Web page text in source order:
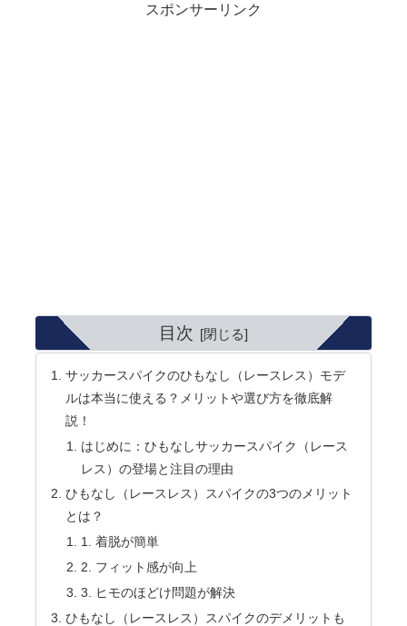
スポンサーリンク
目次
サッカースパイクのひもなし（レースレス）モデ
ルは本当に使える？メリットや選び方を徹底解
説！
はじめに：ひもなしサッカースパイク（レース
レス）の登場と注目の理由
ひもなし（レースレス）スパイクの3つのメリット
とは？
1. 着脱が簡単
2. フィット感が向上
3. ヒモのほどけ問題が解決
ひもなし（レースレス）スパイクのデメリットも